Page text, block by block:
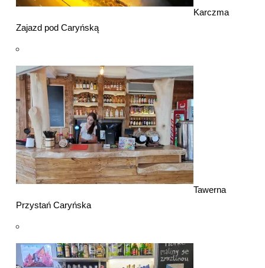
Karczma
Zajazd pod Caryńską
Tawerna
Przystań Caryńska